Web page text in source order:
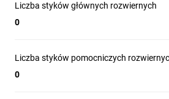
Liczba styków głównych rozwiernych
0
Liczba styków pomocniczych
0